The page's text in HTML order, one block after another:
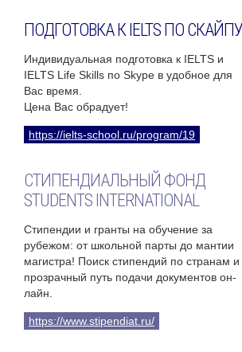
ПОДГОТОВКА К IELTS ПО СКАЙПУ
Индивидуальная подготовка к IELTS и
IELTS Life Skills по Skype в удобное для
Вас время.
Цена Вас обрадует!
https://ielts-school.ru/program/19
СТИПЕНДИАЛЬНЫЙ ФОНД
STUDENTS INTERNATIONAL
Стипендии и гранты на обучение за
рубежом: от школьной парты до мантии
магистра! Поиск стипендий по странам и
прозрачный путь подачи документов он-
лайн.
https://www.stipendiat.ru/